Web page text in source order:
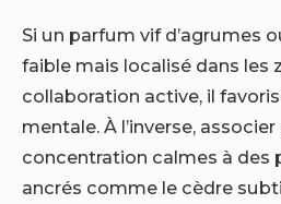
Si un parfum vif d’agrumes
faible mais localisé dans les
collaboration active, il
mentale. À l’inverse,
concentration calmes à des
ancrés comme le cèdre